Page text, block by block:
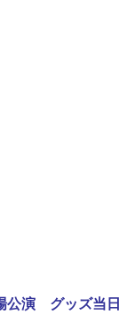
公演 グッズ当日